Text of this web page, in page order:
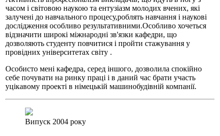
часом і світовою наукою та ентузіазм молодих вчених, які
залучені до навчального процесу,роблять навчання і наукові
дослідження особливо результативними.Особливо хочеться
відзначити широкі міжнародні зв'язки кафедри, що
дозволяють студенту повчитися і пройти стажування у
провідних університетах світу .
Особисто мені кафедра, серед іншого, дозволила спокійно
себе почувати на ринку праці і в даний час брати участь
уцікавому проекті в німецькій машинобудівній компанії.
Випуск 2004 року